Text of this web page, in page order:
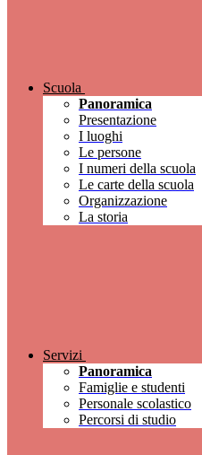
Scuola
Panoramica
Presentazione
I luoghi
Le persone
I numeri della scuola
Le carte della scuola
Organizzazione
La storia
Servizi
Panoramica
Famiglie e studenti
Personale scolastico
Percorsi di studio